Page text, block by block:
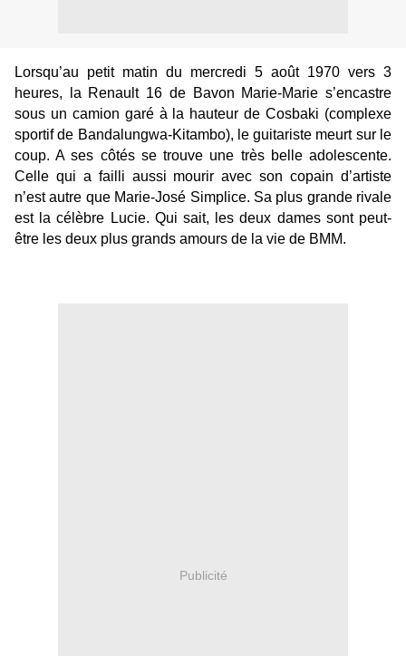
Lorsqu’au petit matin du mercredi 5 août 1970 vers 3
heures, la Renault 16 de Bavon Marie-Marie s’encastre
sous un camion garé à la hauteur de Cosbaki (complexe
sportif de Bandalungwa-Kitambo), le guitariste meurt sur le
coup. A ses côtés se trouve une très belle adolescente.
Celle qui a failli aussi mourir avec son copain d’artiste
n’est autre que Marie-José Simplice. Sa plus grande rivale
est la célèbre Lucie. Qui sait, les deux dames sont peut-
être les deux plus grands amours de la vie de BMM.
Publicité